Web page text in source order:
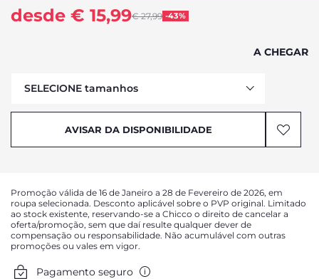
Price reduced from
€ 27,99 -43%
to
desde € 15,99
A CHEGAR
SELECIONE tamanhos
AVISAR DA DISPONIBILIDADE
AVISAR DA DISPONIBILIDADE
AVISAR DA DISPONIBILIDADE
AVISAR DA DISPONIBILIDADE
AVISAR DA DISPONIBILIDADE
Promoção válida de 16 de Janeiro a 28 de Fevereiro de 2026, em
roupa selecionada. Desconto aplicável sobre o PVP original. Limitado
ao stock existente, reservando-se a Chicco o direito de cancelar a
oferta/promoção, sem que daí resulte qualquer dever de
compensação ou responsabilidade. Não acumulável com outras
promoções ou vales em vigor.
Pagamento seguro